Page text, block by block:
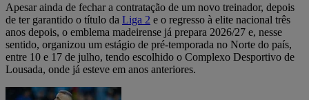
Apesar ainda de fechar a contratação de um novo treinador, depois
de ter garantido o título da Liga 2 e o regresso à elite nacional três
anos depois, o emblema madeirense já prepara 2026/27 e, nesse
sentido, organizou um estágio de pré-temporada no Norte do país,
entre 10 e 17 de julho, tendo escolhido o Complexo Desportivo de
Lousada, onde já esteve em anos anteriores.